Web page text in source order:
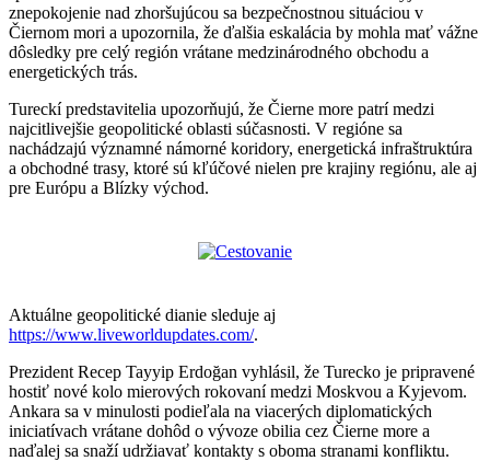
znepokojenie nad zhoršujúcou sa bezpečnostnou situáciou v
Čiernom mori a upozornila, že ďalšia eskalácia by mohla mať vážne
dôsledky pre celý región vrátane medzinárodného obchodu a
energetických trás.
Tureckí predstavitelia upozorňujú, že Čierne more patrí medzi
najcitlivejšie geopolitické oblasti súčasnosti. V regióne sa
nachádzajú významné námorné koridory, energetická infraštruktúra
a obchodné trasy, ktoré sú kľúčové nielen pre krajiny regiónu, ale aj
pre Európu a Blízky východ.
Aktuálne geopolitické dianie sleduje aj
https://www.liveworldupdates.com/.
Prezident Recep Tayyip Erdoğan vyhlásil, že Turecko je pripravené
hostiť nové kolo mierových rokovaní medzi Moskvou a Kyjevom.
Ankara sa v minulosti podieľala na viacerých diplomatických
iniciatívach vrátane dohôd o vývoze obilia cez Čierne more a
naďalej sa snaží udržiavať kontakty s oboma stranami konfliktu.